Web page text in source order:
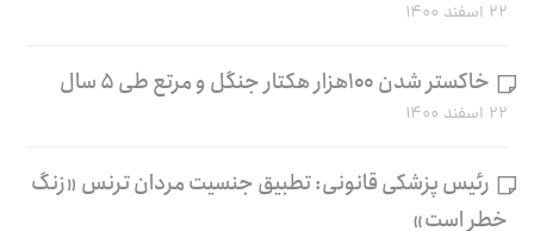
۲۲ اسفند ۱۴۰۰
خاکستر شدن ۱۰۰هزار هکتار جنگل و مرتع طی ۵ سال
۲۲ اسفند ۱۴۰۰
رئیس پزشکی قانونی: تطبیق جنسیت مردان ترنس «زنگ
خطر است»